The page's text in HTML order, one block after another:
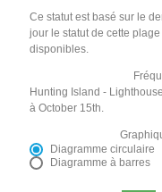
Ce statut est basé sur le
jour le statut de cette
disponibles.
Hunting Island -
à October 15th.
Diagramme circulaire
Diagramme à barres